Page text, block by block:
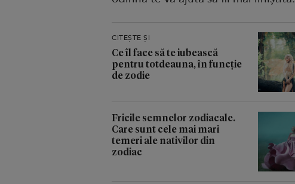
CITEȘTE ȘI
Ce îl face să te iubească
pentru totdeauna, în funcție
de zodie
Fricile semnelor zodiacale.
Care sunt cele mai mari
temeri ale nativilor din
zodiac